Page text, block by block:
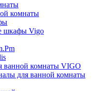
комнаты
шкафы Vigo
ванной комнаты VIGO
для ванной комнаты